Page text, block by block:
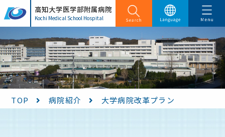
高知大学医学部附属病院
Kochi Medical School Hospital
日本語 English
TOP 病院紹介 大学病院改革プラン